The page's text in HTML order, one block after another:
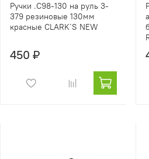
Ручки .С98-130 на руль 3-
379 резиновые 130мм
красные CLARK`S NEW
450 ₽